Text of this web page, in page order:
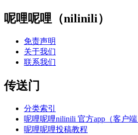
呢哩呢哩（nilinili）
免责声明
关于我们
联系我们
传送门
分类索引
呢哩呢哩nilinili 官方app（客户
呢哩呢哩投稿教程